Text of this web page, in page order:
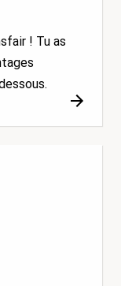
! Tu as